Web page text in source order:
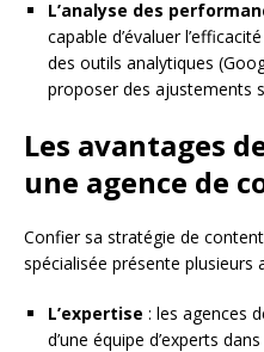
L’analyse des
capable d’évaluer
des outils analytiques
proposer des ajustements
Les avantages
une agence de
Confier sa stratégie de
spécialisée présente plusieurs
L’expertise : les agences
d’une équipe d’experts